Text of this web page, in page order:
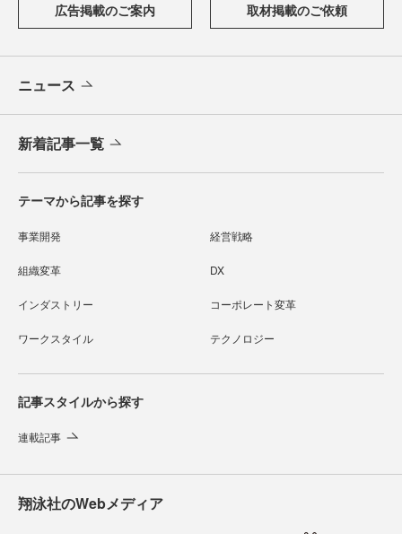
広告掲載のご案内 取材掲載のご依頼
ニュース
新着記事一覧
テーマから記事を探す
事業開発 経営戦略
組織変革 DX
インダストリー コーポレート変革
ワークスタイル テクノロジー
記事スタイルから探す
連載記事
翔泳社のWebメディア